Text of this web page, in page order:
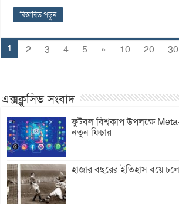
বিস্তারিত পড়ুন
1 2 3 4 5 » 10 20
30
এক্সক্লুসিভ সংবাদ
ফুটবল বিশ্বকাপ উপলক্ষে
নতুন ফিচার
হাজার বছরের ইতিহাস বয়ে